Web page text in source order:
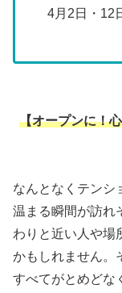
4月2日・12
【オープンに！
なんとなくテンシ
温まる瞬間が訪れ
わりと近い人や場
かもしれません。
すべてがとめどな